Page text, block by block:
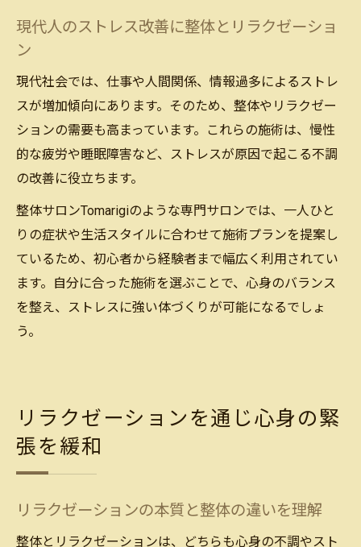
の併用も有効
のヒント
整体とリラクゼーションで心身のバランス
を整える方法
ストレスに強い体を作る整体とリラクゼー
ションの活用術
現代人のストレス改善に整体とリラクゼーショ
ン
現代社会では、仕事や人間関係、情報過多によるストレ
スが増加傾向にあります。そのため、整体やリラクゼー
ションの需要も高まっています。これらの施術は、慢性
的な疲労や睡眠障害など、ストレスが原因で起こる不調
の改善に役立ちます。
整体サロンTomarigiのような専門サロンでは、一人ひと
りの症状や生活スタイルに合わせて施術プランを提案し
ているため、初心者から経験者まで幅広く利用されてい
ます。自分に合った施術を選ぶことで、心身のバランス
を整え、ストレスに強い体づくりが可能になるでしょ
う。
リラクゼーションを通じ心身の緊
張を緩和
リラクゼーションの本質と整体の違いを理解
整体とリラクゼーションは、どちらも心身の不調やスト